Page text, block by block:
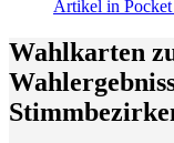
Artikel in Pocket
Wahlkarten